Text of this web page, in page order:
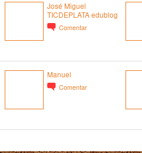
José Miguel
TICDEPLATA edublog
Comentar
Manuel
Comentar